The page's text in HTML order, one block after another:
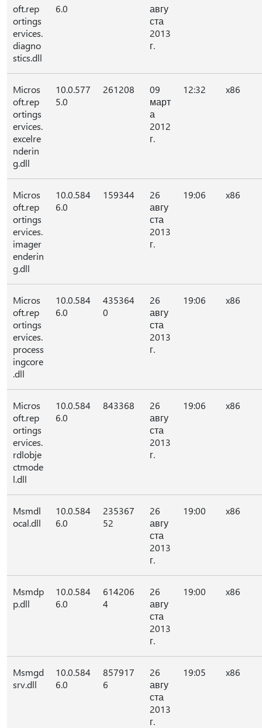
oft.rep
ortings
ervices.
diagno
stics.dll
6.0
авгу
ста
2013
г.
Micros
oft.rep
ortings
ervices.
excelre
nderin
g.dll
10.0.577
5.0
261208
09
март
а
2012
г.
12:32 x86
Micros
oft.rep
ortings
ervices.
imager
enderin
g.dll
10.0.584
6.0
159344
26
авгу
ста
2013
г.
19:06 x86
Micros
oft.rep
ortings
ervices.
process
ingcore
.dll
10.0.584
6.0
435364
0
26
авгу
ста
2013
г.
19:06 x86
Micros
oft.rep
ortings
ervices.
rdlobje
ctmode
l.dll
10.0.584
6.0
843368
26
авгу
ста
2013
г.
19:06 x86
Msmdl
ocal.dll
10.0.584
6.0
235367
52
26
авгу
ста
2013
г.
19:00 x86
Msmdp
p.dll
10.0.584
6.0
614206
4
26
авгу
ста
2013
г.
19:00 x86
Msmgd
srv.dll
10.0.584
6.0
857917
6
26
авгу
ста
2013
г.
19:05 x86